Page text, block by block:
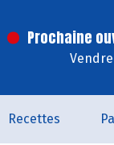
Prochaine
Recettes